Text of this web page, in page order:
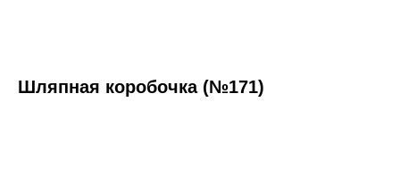
Шляпная коробочка (№171)